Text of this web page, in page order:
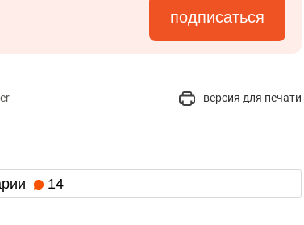
подписаться
версия для печати
14